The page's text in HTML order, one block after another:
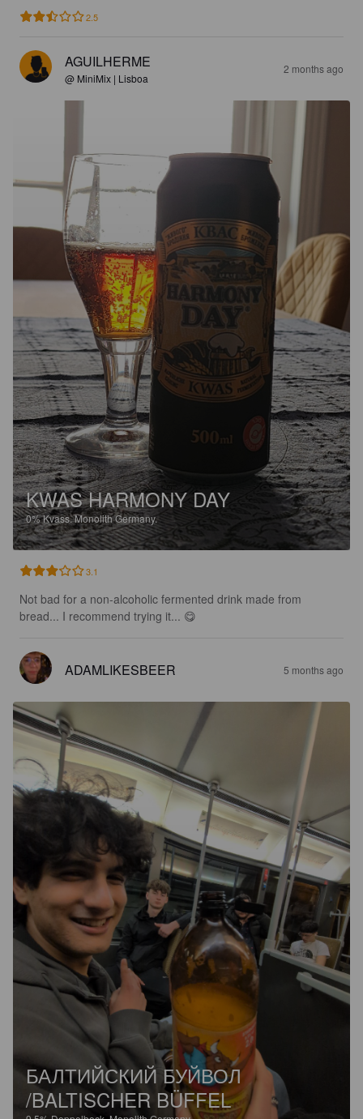
2.5
AGUILHERME
@ MiniMix | Lisboa
2 months ago
KWAS HARMONY DAY
0%Kvass.Monolith Germany.
3.1
Not bad for a non-alcoholic fermented drink made from
bread... I recommend trying it... 😋
ADAMLIKESBEER 5 months ago
БАЛТИЙСКИЙ БУЙВОЛ
/BALTISCHER BÜFFEL